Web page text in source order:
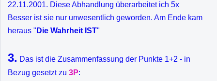
22.11.2001. Diese Abhandlung überarbeitet ich 5x
Besser ist sie nur unwesentlich geworden. Am Ende kam
heraus " Die Wahrheit IST"
3. Das ist die Zusammenfassung der Punkte 1+2 - in
Bezug gesetzt zu 3P: